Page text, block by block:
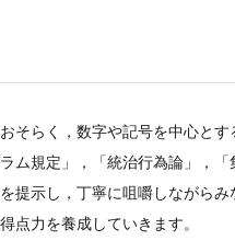
らく，数字や記号を中心と
ム規定」，「統治行為論」，
提示し，丁寧に咀嚼しながら
点力を養成していきます。